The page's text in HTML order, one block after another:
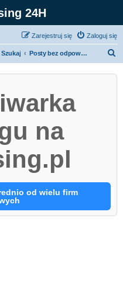
24H
Zaloguj się
Zarejestruj się
Szukaj Posty bez odpowiedzi
na
od wielu firm